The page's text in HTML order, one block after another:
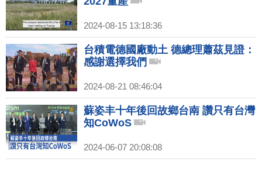
2024-08-15 13:18:36
台積電德國廠動土 德總理蕭茲見證：
感謝選擇我們
2024-08-21 08:46:04
蘇姿丰十年後回故鄉台南 讚只有台灣
知CoWoS
2024-06-07 20:08:08